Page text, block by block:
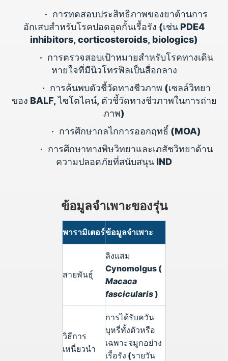
• การทดสอบประสิทธิภาพของยาต้านการ
อักเสบสำหรับโรคปอดอุดกั้นเรื้อรัง (เช่น PDE4
inhibitors, corticosteroids, biologics)
• การตรวจสอบเป้าหมายสำหรับโรคทางเดิน
หายใจที่มีนิวโทรฟิลเป็นสื่อกลาง
• การค้นพบตัวชี้วัดทางชีวภาพ (เซลล์วิทยา
ของ BALF, ไซโตไคน์, ตัวชี้วัดทางชีวภาพในการถ่าย
ภาพ)
• การศึกษากลไกการออกฤทธิ์ (MOA)
• การศึกษาทางพิษวิทยาและเภสัชวิทยาด้าน
ความปลอดภัยที่สนับสนุน IND
ข้อมูลจำเพาะของรุ่น
พารามิเตอร์ข้อมูลจำเพาะ
สายพันธุ์
ลิงแสม
Cynomolgus (
Macaca
fascicularis)
วิธีการ
เหนี่ยวนำ
การได้รับควัน
บุหรี่ทั้งตัวหรือ
เฉพาะจมูกอย่าง
เรื้อรัง (รายวัน